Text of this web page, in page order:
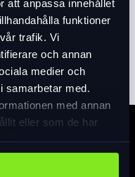
att anpassa innehållet
funktioner
trafik. Vi
och annan
medier och
med.
med annan
eller som de har